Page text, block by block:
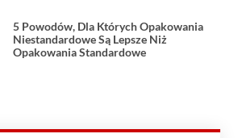
5 Powodów, Dla Których Opakowania
Niestandardowe Są Lepsze Niż
Opakowania Standardowe